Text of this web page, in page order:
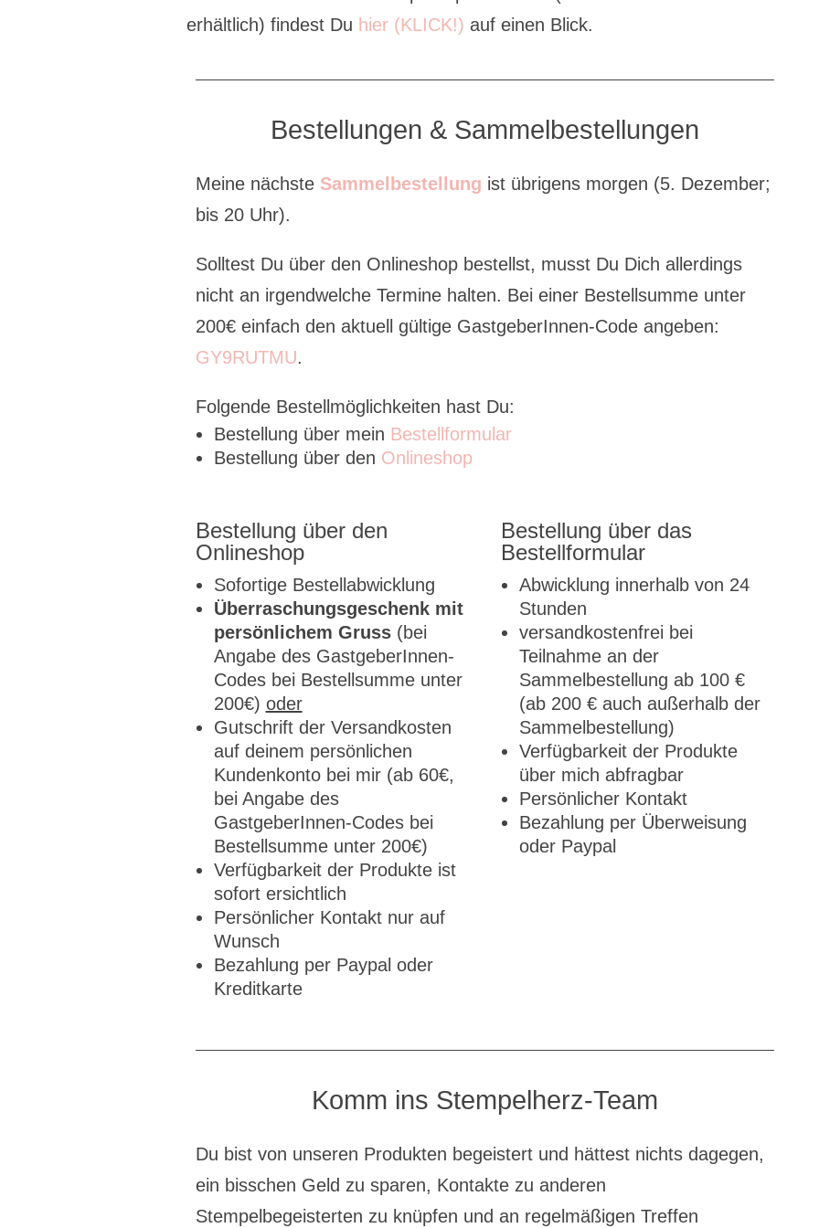
erhältlich) findest Du hier (KLICK!) auf einen Blick.
Bestellungen & Sammelbestellungen
Meine nächste Sammelbestellung ist übrigens morgen (5. Dezember;
bis 20 Uhr).
Solltest Du über den Onlineshop bestellst, musst Du Dich allerdings
nicht an irgendwelche Termine halten. Bei einer Bestellsumme unter
200€ einfach den aktuell gültige GastgeberInnen-Code angeben:
GY9RUTMU.
Folgende Bestellmöglichkeiten hast Du:
Bestellung über mein Bestellformular
Bestellung über den Onlineshop
Bestellung über den
Onlineshop
Sofortige Bestellabwicklung
Überraschungsgeschenk mit
persönlichem Gruss (bei
Angabe des GastgeberInnen-
Codes bei Bestellsumme unter
200€) oder
Gutschrift der Versandkosten
auf deinem persönlichen
Kundenkonto bei mir (ab 60€,
bei Angabe des
GastgeberInnen-Codes bei
Bestellsumme unter 200€)
Verfügbarkeit der Produkte ist
sofort ersichtlich
Persönlicher Kontakt nur auf
Wunsch
Bezahlung per Paypal oder
Kreditkarte
Bestellung über das
Bestellformular
Abwicklung innerhalb von 24
Stunden
versandkostenfrei bei
Teilnahme an der
Sammelbestellung ab 100 €
(ab 200 € auch außerhalb der
Sammelbestellung)
Verfügbarkeit der Produkte
über mich abfragbar
Persönlicher Kontakt
Bezahlung per Überweisung
oder Paypal
Komm ins Stempelherz-Team
Du bist von unseren Produkten begeistert und hättest nichts dagegen,
ein bisschen Geld zu sparen, Kontakte zu anderen
Stempelbegeisterten zu knüpfen und an regelmäßigen Treffen